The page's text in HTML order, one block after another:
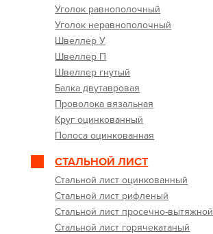
Уголок равнополочный
Уголок неравнополочный
Швеллер У
Швеллер П
Швеллер гнутый
Балка двутавровая
Проволока вязальная
Круг оцинкованный
Полоса оцинкованная
СТАЛЬНОЙ ЛИСТ
Стальной лист оцинкованный
Стальной лист рифленый
Стальной лист просечно-вытяжной
Стальной лист горячекатаный